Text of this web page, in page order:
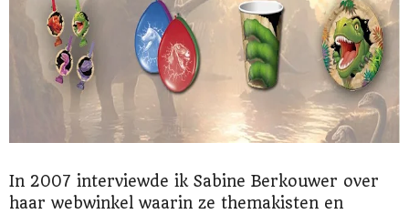
In 2007 interviewde ik Sabine Berkouwer over
haar webwinkel waarin ze themakisten en